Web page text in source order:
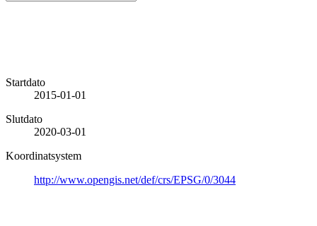
Startdato
2015-01-01
Slutdato
2020-03-01
Koordinatsystem
http://www.opengis.net/def/crs/EPSG/0/3044